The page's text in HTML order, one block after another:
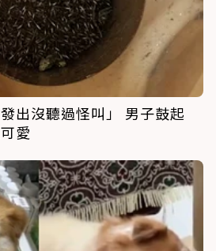
出沒聽過怪叫」 男子鼓起
愛